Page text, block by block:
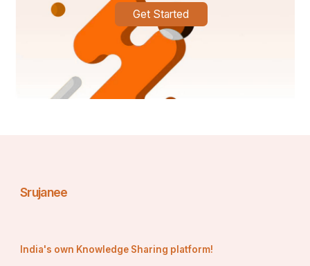
#भगवानविष्णुजी
#भगवानविश्वकर्मा
#भगवानविश्वकर्माजयंती
#भगवानविश्वकर्माजी
Get Started
Srujanee
India's own Knowledge Sharing platform!